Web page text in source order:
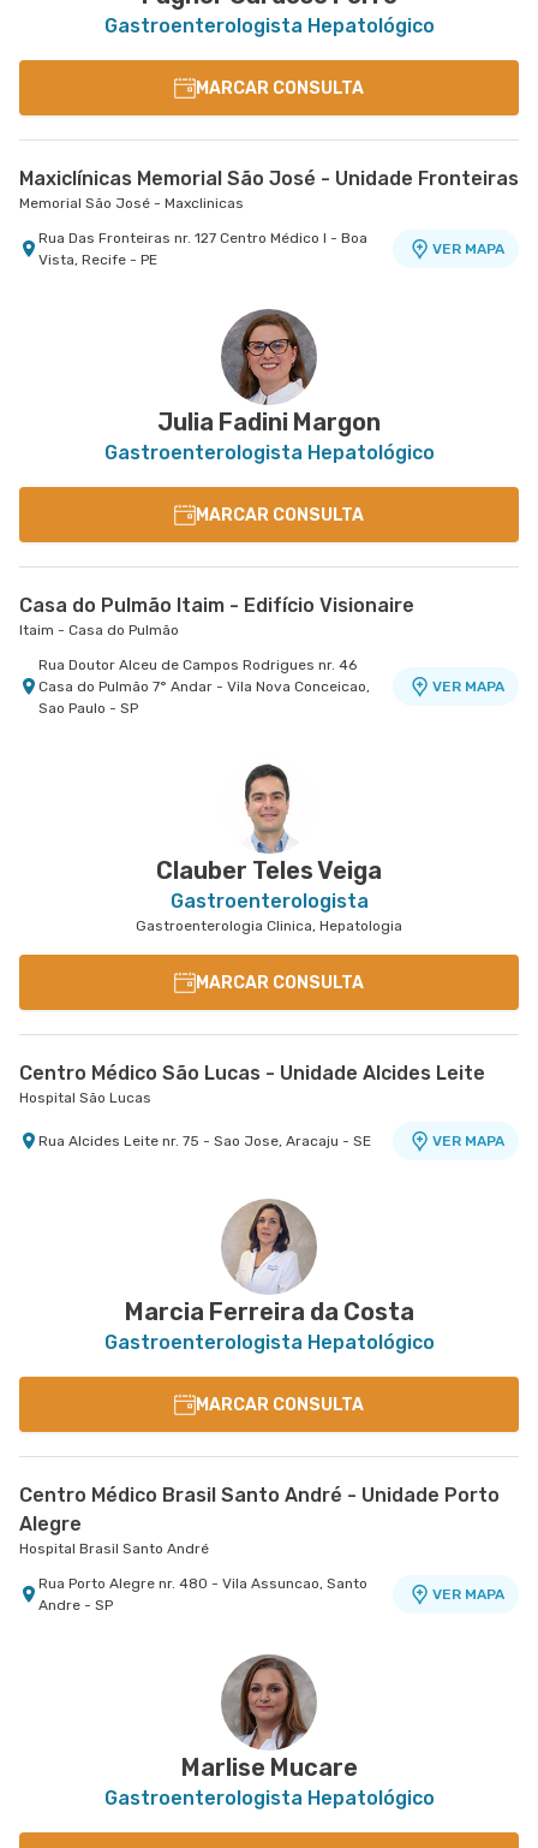
Gastroenterologista Hepatológico
MARCAR CONSULTA
Maxiclínicas Memorial São José - Unidade Fronteiras
Memorial São José - Maxclinicas
Rua Das Fronteiras nr. 127 Centro Médico I - Boa
Vista, Recife - PE
VER MAPA
Julia Fadini Margon
Gastroenterologista Hepatológico
MARCAR CONSULTA
Casa do Pulmão Itaim - Edifício Visionaire
Itaim - Casa do Pulmão
Rua Doutor Alceu de Campos Rodrigues nr. 46
Casa do Pulmão 7° Andar - Vila Nova Conceicao,
Sao Paulo - SP
VER MAPA
Clauber Teles Veiga
Gastroenterologista
Gastroenterologia Clinica, Hepatologia
MARCAR CONSULTA
Centro Médico São Lucas - Unidade Alcides Leite
Hospital São Lucas
Rua Alcides Leite nr. 75 - Sao Jose, Aracaju - SE VER MAPA
Marcia Ferreira da Costa
Gastroenterologista Hepatológico
MARCAR CONSULTA
Centro Médico Brasil Santo André - Unidade Porto
Alegre
Hospital Brasil Santo André
Rua Porto Alegre nr. 480 - Vila Assuncao, Santo
Andre - SP
VER MAPA
Marlise Mucare
Gastroenterologista Hepatológico